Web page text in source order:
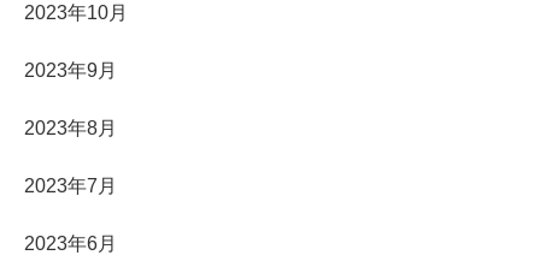
2023年10月
2023年9月
2023年8月
2023年7月
2023年6月